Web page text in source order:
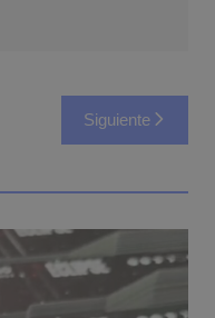
Siguiente